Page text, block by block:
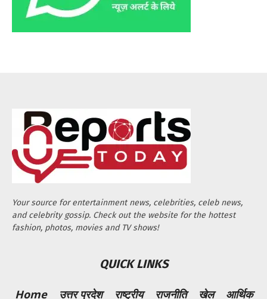
Your source for entertainment news, celebrities, celeb news,
and celebrity gossip. Check out the website for the hottest
fashion, photos, movies and TV shows!
QUICK LINKS
Home उत्तर प्रदेश राष्ट्रीय राजनीति खेल आर्थिक